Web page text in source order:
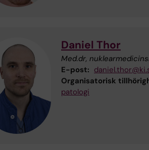
Daniel Thor
Med.dr,
E-post:
Organisatorisk
patologi